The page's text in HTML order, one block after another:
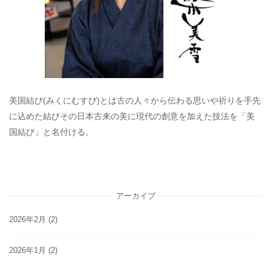
美国結び(みくにむすび)とは古の人々から伝わる思いや祈りを手先
に込めた結びその日本古来の美に現代の創意を加えた技法を「美
国結び」と名付ける。
アーカイブ
2026年2月 (2)
2026年1月 (2)